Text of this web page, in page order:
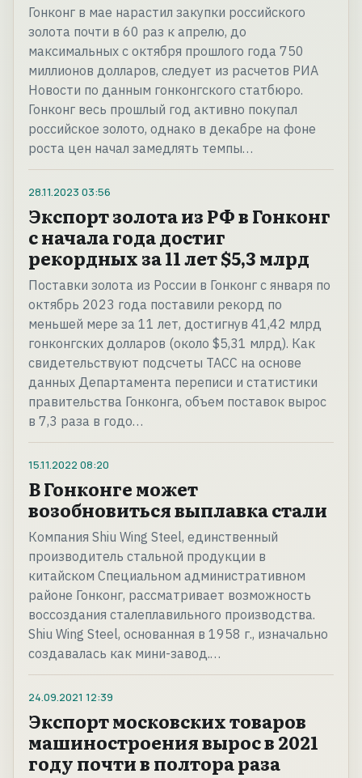
Гонконг в мае нарастил закупки российского
золота почти в 60 раз к апрелю, до
максимальных с октября прошлого года 750
миллионов долларов, следует из расчетов РИА
Новости по данным гонконгского статбюро.
Гонконг весь прошлый год активно покупал
российское золото, однако в декабре на фоне
роста цен начал замедлять темпы…
28.11.2023 03:56
Экспорт золота из РФ в Гонконг
с начала года достиг
рекордных за 11 лет $5,3 млрд
Поставки золота из России в Гонконг с января по
октябрь 2023 года поставили рекорд по
меньшей мере за 11 лет, достигнув 41,42 млрд
гонконгских долларов (около $5,31 млрд). Как
свидетельствуют подсчеты ТАСС на основе
данных Департамента переписи и статистики
правительства Гонконга, объем поставок вырос
в 7,3 раза в годо…
15.11.2022 08:20
В Гонконге может
возобновиться выплавка стали
Компания Shiu Wing Steel, единственный
производитель стальной продукции в
китайском Специальном административном
районе Гонконг, рассматривает возможность
воссоздания сталеплавильного производства.
Shiu Wing Steel, основанная в 1958 г., изначально
создавалась как мини-завод.…
24.09.2021 12:39
Экспорт московских товаров
машиностроения вырос в 2021
году почти в полтора раза